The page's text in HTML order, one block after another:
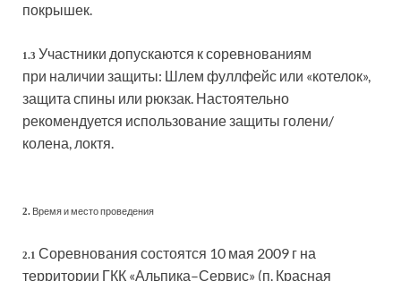
покрышек.
1.3 Участники допускаются к соревнованиям
при наличии защиты: Шлем фуллфейс или «котелок»,
защита спины или рюкзак. Настоятельно
рекомендуется использование защиты голени/
колена, локтя.
2. Время и место проведения
2.1 Соревнования состоятся 10 мая 2009 г на
территории ГКК «Альпика–Сервис» (п. Красная